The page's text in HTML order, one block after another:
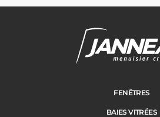
FENÊTRES
BAIES VITRÉES